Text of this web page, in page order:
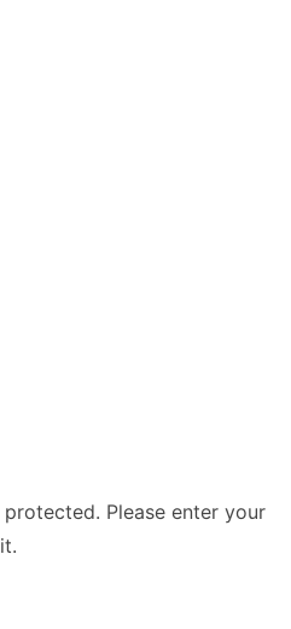
Please enter your